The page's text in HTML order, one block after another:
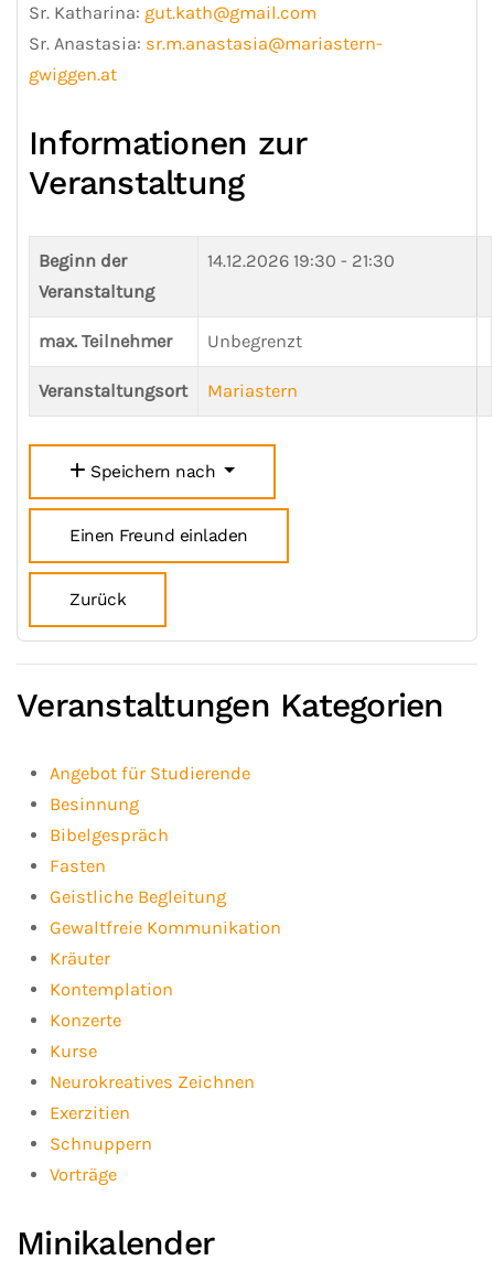
Sr. Katharina: gut.kath@gmail.com
Sr. Anastasia: sr.m.anastasia@mariastern-
gwiggen.at
Informationen zur
Veranstaltung
Beginn der
Veranstaltung
14.12.2026 19:30 - 21:30
max. Teilnehmer Unbegrenzt
Veranstaltungsort Mariastern
Speichern nach
Einen Freund einladen
Zurück
Veranstaltungen Kategorien
Angebot für Studierende
Besinnung
Bibelgespräch
Fasten
Geistliche Begleitung
Gewaltfreie Kommunikation
Kräuter
Kontemplation
Konzerte
Kurse
Neurokreatives Zeichnen
Exerzitien
Schnuppern
Vorträge
Minikalender